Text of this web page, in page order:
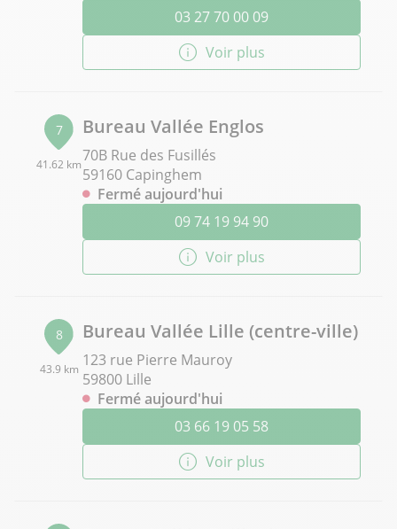
03 27 70 00 09
Voir plus
7
41.62 km
Bureau Vallée Englos
70B Rue des Fusillés
59160 Capinghem
Fermé aujourd'hui
09 74 19 94 90
Voir plus
8
43.9 km
Bureau Vallée Lille (centre-ville)
123 rue Pierre Mauroy
59800 Lille
Fermé aujourd'hui
03 66 19 05 58
Voir plus